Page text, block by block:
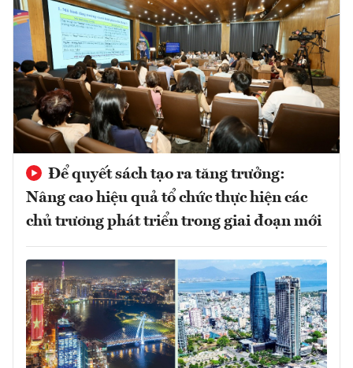
Để quyết sách tạo ra tăng trưởng:
Nâng cao hiệu quả tổ chức thực hiện các
chủ trương phát triển trong giai đoạn mới